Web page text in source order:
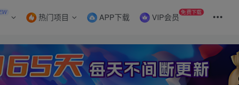
热门项目 APP下载 VIP会员 免费下载